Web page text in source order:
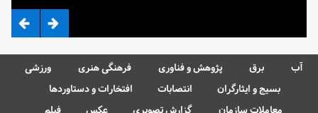
آب برق پژوهش و فناوری فرهنگی هنری
ورزشی
بسیج و ایثارگران
انتصابات
افتخارات و دستاوردها
معاملات سازمان
گزارش تصویری عکس فیلم